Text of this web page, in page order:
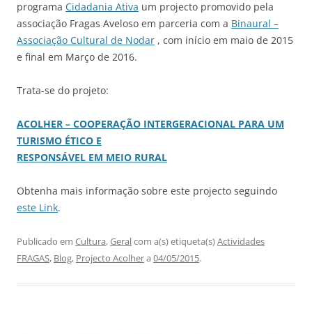
programa Cidadania Ativa um projecto promovido pela
associação Fragas Aveloso em parceria com a Binaural –
Associação Cultural de Nodar , com início em maio de 2015
e final em Março de 2016.
Trata-se do projeto:
ACOLHER – COOPERAÇÃO INTERGERACIONAL PARA UM
TURISMO ÉTICO E
RESPONSÁVEL EM MEIO RURAL
Obtenha mais informação sobre este projecto seguindo
este Link.
Publicado em Cultura,Geralcom a(s) etiqueta(s)Actividades
FRAGAS, Blog, Projecto Acolhera 04/05/2015.